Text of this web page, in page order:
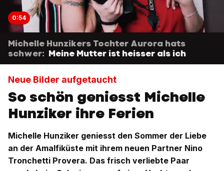
0:54
Michelle Hunzikers Tochter Aurora hats
schwer: Meine Mutter ist heisser als ich
Neue Bilder aufgetaucht
So schön geniesst Michelle
Hunziker ihre Ferien
Michelle Hunziker geniesst den Sommer der Liebe
an der Amalfiküste mit ihrem neuen Partner Nino
Tronchetti Provera. Das frisch verliebte Paar